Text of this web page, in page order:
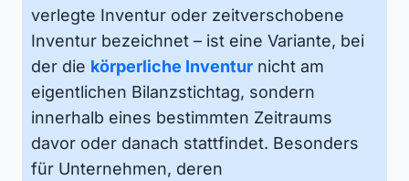
verlegte Inventur oder zeitverschobene
Inventur bezeichnet – ist eine Variante, bei
der die körperliche Inventur nicht am
eigentlichen Bilanzstichtag, sondern
innerhalb eines bestimmten Zeitraums
davor oder danach stattfindet. Besonders
für Unternehmen, deren